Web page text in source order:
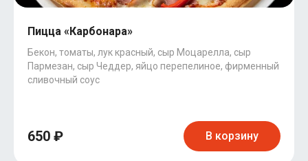
Пицца «Карбонара»
Бекон, томаты, лук красный, сыр Моцарелла, сыр
Пармезан, сыр Чеддер, яйцо перепелиное, фирменный
сливочный соус
650 ₽ В корзину